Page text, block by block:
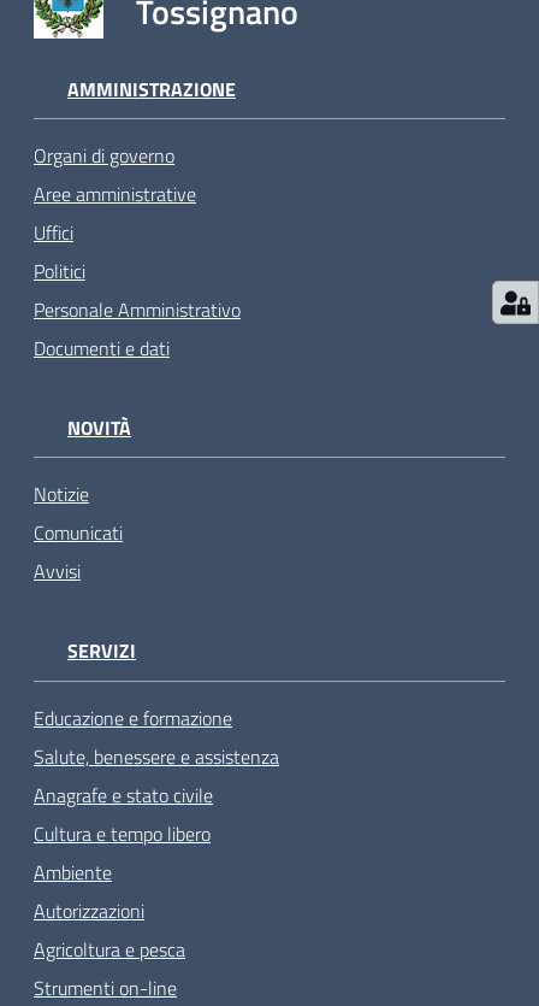
Tossignano
AMMINISTRAZIONE
Organi di governo
Aree amministrative
Uffici
Politici
Personale Amministrativo
Documenti e dati
NOVITÀ
Notizie
Comunicati
Avvisi
SERVIZI
Educazione e formazione
Salute, benessere e assistenza
Anagrafe e stato civile
Cultura e tempo libero
Ambiente
Autorizzazioni
Agricoltura e pesca
Strumenti on-line